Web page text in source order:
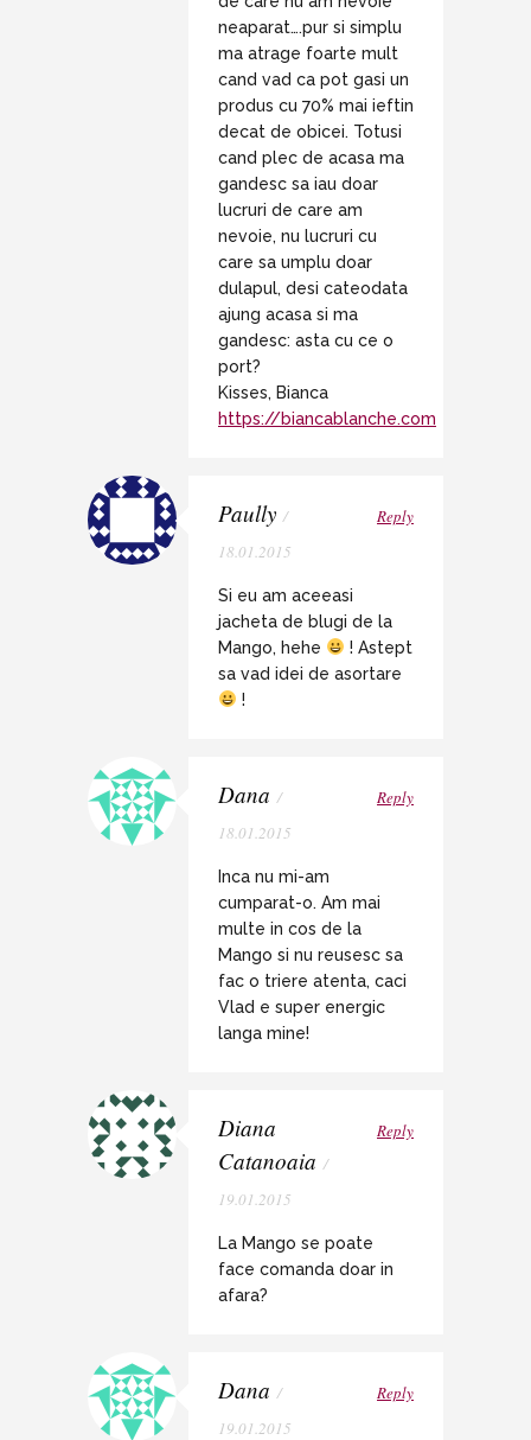
neaparat….pur si simplu
ma atrage foarte mult
cand vad ca pot gasi un
produs cu 70% mai ieftin
decat de obicei. Totusi
cand plec de acasa ma
gandesc sa iau doar
lucruri de care am
nevoie, nu lucruri cu
care sa umplu doar
dulapul, desi cateodata
ajung acasa si ma
gandesc: asta cu ce o
port?
Kisses, Bianca
https://biancablanche.com
Paully /
18.01.2015
Reply
Si eu am aceeasi
jacheta de blugi de la
Mango, hehe
! Astept
sa vad idei de asortare
!
Dana /
18.01.2015
Reply
Inca nu mi-am
cumparat-o. Am mai
multe in cos de la
Mango si nu reusesc sa
fac o triere atenta, caci
Vlad e super energic
langa mine!
Diana
Catanoaia /
19.01.2015
Reply
La Mango se poate
face comanda doar in
afara?
Dana /
19.01.2015
Reply